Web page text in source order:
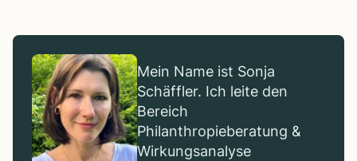
Mein Name ist Sonja
Schäffler. Ich leite den
Bereich
Philanthropieberatung &
Wirkungsanalyse